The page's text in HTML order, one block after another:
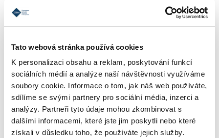
Tato webová stránka používá cookies
K personalizaci obsahu a reklam, poskytování funkcí
sociálních médií a analýze naší návštěvnosti využíváme
soubory cookie. Informace o tom, jak náš web používáte,
sdílíme se svými partnery pro sociální média, inzerci a
analýzy. Partneři tyto údaje mohou zkombinovat s
dalšími informacemi, které jste jim poskytli nebo které
získali v důsledku toho, že používáte jejich služby.